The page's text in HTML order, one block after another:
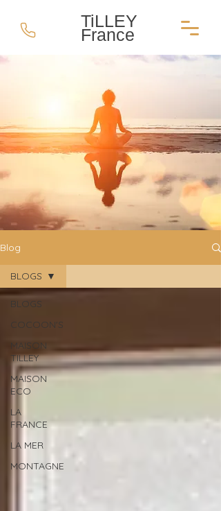
TiLLEY
France
Blog
BLOGS
COCOON'S
MAISON
TILLEY
MAISON
ECO
LA
FRANCE
LA MER
MONTAGNE
BLOGS